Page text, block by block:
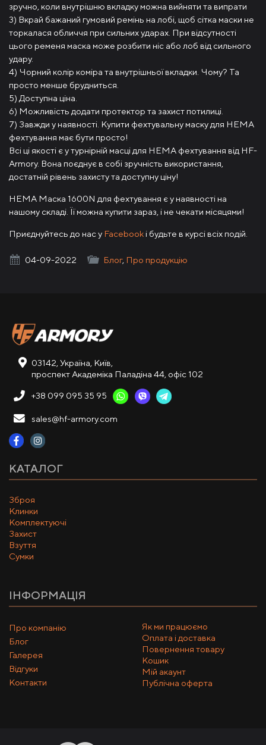
зручно, коли внутрішню вкладку можна вийняти та випрати
3) Вкрай бажаний гумовий ремінь на лобі, щоб сітка маски не
торкалася обличчя при сильних ударах. При відсутності
цього ременя маска може розбити ніс або лоб від сильного
удару.
4) Чорний колір коміра та внутрішньої вкладки. Чому? Та
просто менше брудниться.
5) Доступна ціна.
6) Можливість додати протектор та захист потилиці.
7) Завжди у наявності. Купити фехтувальну маску для HEMA
фехтування має бути просто!
Всі ці якості є у турнірній масці для HEMA фехтування від HF-
Armory. Вона поєднує в собі зручність використання,
достатній рівень захисту та доступну ціну!
HEMA Маска 1600N для фехтування є у наявності на
нашому складі. Її можна купити зараз, і не чекати місяцями!
Приєднуйтесь до нас у Facebookі будьте в курсі всіх подій.
HF Armory
04-09-2022 Блог, Про продукцію
03142, Україна, Київ,
проспект Академіка Паладіна 44, офіс 102
+38 099 095 35 95
sales@hf-armory.com
КАТАЛОГ
Зброя
Клинки
Комплектуючі
Захист
Взуття
Сумки
ІНФОРМАЦІЯ
Про компанію
Блог
Галерея
Відгуки
Контакти
Як ми працюємо
Оплата і доставка
Повернення товару
Кошик
Мій акаунт
Публічна оферта